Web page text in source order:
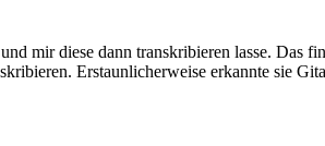
mir diese dann transkribieren lasse.
Erstaunlicherweise erkannte sie